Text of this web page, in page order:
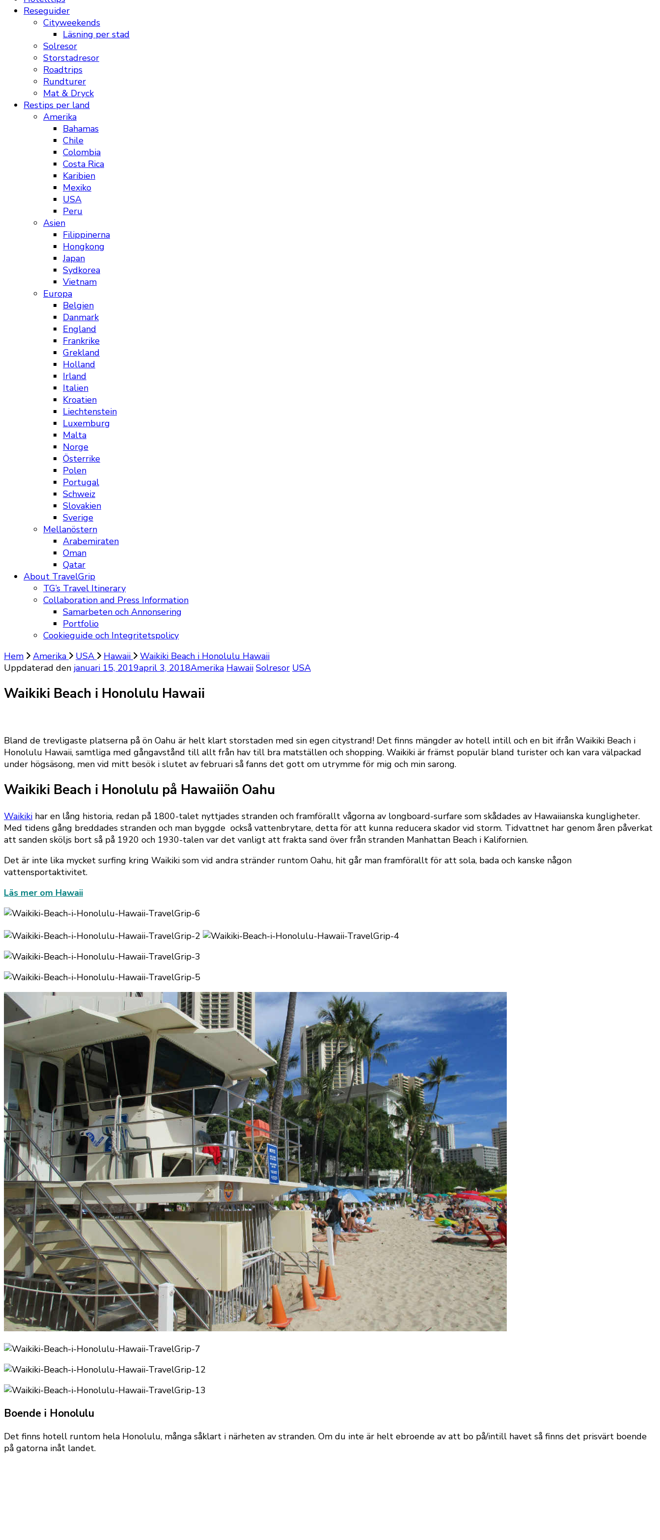
Reseguider
Cityweekends
Läsning per stad
Solresor
Storstadresor
Roadtrips
Rundturer
Mat & Dryck
Restips per land
Amerika
Bahamas
Chile
Colombia
Costa Rica
Karibien
Mexiko
USA
Peru
Asien
Filippinerna
Hongkong
Japan
Sydkorea
Vietnam
Europa
Belgien
Danmark
England
Frankrike
Grekland
Holland
Irland
Italien
Kroatien
Liechtenstein
Luxemburg
Malta
Norge
Österrike
Polen
Portugal
Schweiz
Slovakien
Sverige
Mellanöstern
Arabemiraten
Oman
Qatar
About TravelGrip
TG’s Travel Itinerary
Collaboration and Press Information
Samarbeten och Annonsering
Portfolio
Cookieguide och Integritetspolicy
Hem
Amerika USA Hawaii
Waikiki Beach i Honolulu Hawaii
Uppdaterad den januari 15, 2019april 3, 2018Amerika Hawaii Solresor USA
Waikiki Beach i Honolulu Hawaii
Bland de trevligaste platserna på ön Oahu är helt klart storstaden med sin egen citystrand! Det finns mängder av hotell intill och en bit ifrån Waikiki Beach i
Honolulu Hawaii, samtliga med gångavstånd till allt från hav till bra matställen och shopping. Waikiki är främst populär bland turister och kan vara välpackad
under högsäsong, men vid mitt besök i slutet av februari så fanns det gott om utrymme för mig och min sarong.
Waikiki Beach i Honolulu på Hawaiiön Oahu
Waikiki har en lång historia, redan på 1800-talet nyttjades stranden och framförallt vågorna av longboard-surfare som skådades av Hawaiianska kungligheter.
Med tidens gång breddades stranden och man byggde också vattenbrytare, detta för att kunna reducera skador vid storm. Tidvattnet har genom åren påverkat
att sanden sköljs bort så på 1920 och 1930-talen var det vanligt att frakta sand över från stranden Manhattan Beach i Kalifornien.
Det är inte lika mycket surfing kring Waikiki som vid andra stränder runtom Oahu, hit går man framförallt för att sola, bada och kanske någon
vattensportaktivitet.
Läs mer om Hawaii
Boende i Honolulu
Det finns hotell runtom hela Honolulu, många såklart i närheten av stranden. Om du inte är helt ebroende av att bo på/intill havet så finns det prisvärt boende
på gatorna inåt landet.